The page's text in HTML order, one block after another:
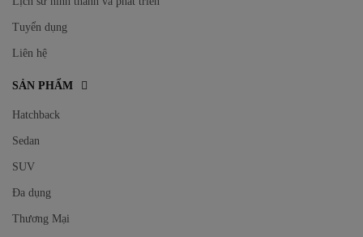
Tuyển dụng
Liên hệ
SẢN PHẨM
Hatchback
Sedan
SUV
Đa dụng
Thương Mại